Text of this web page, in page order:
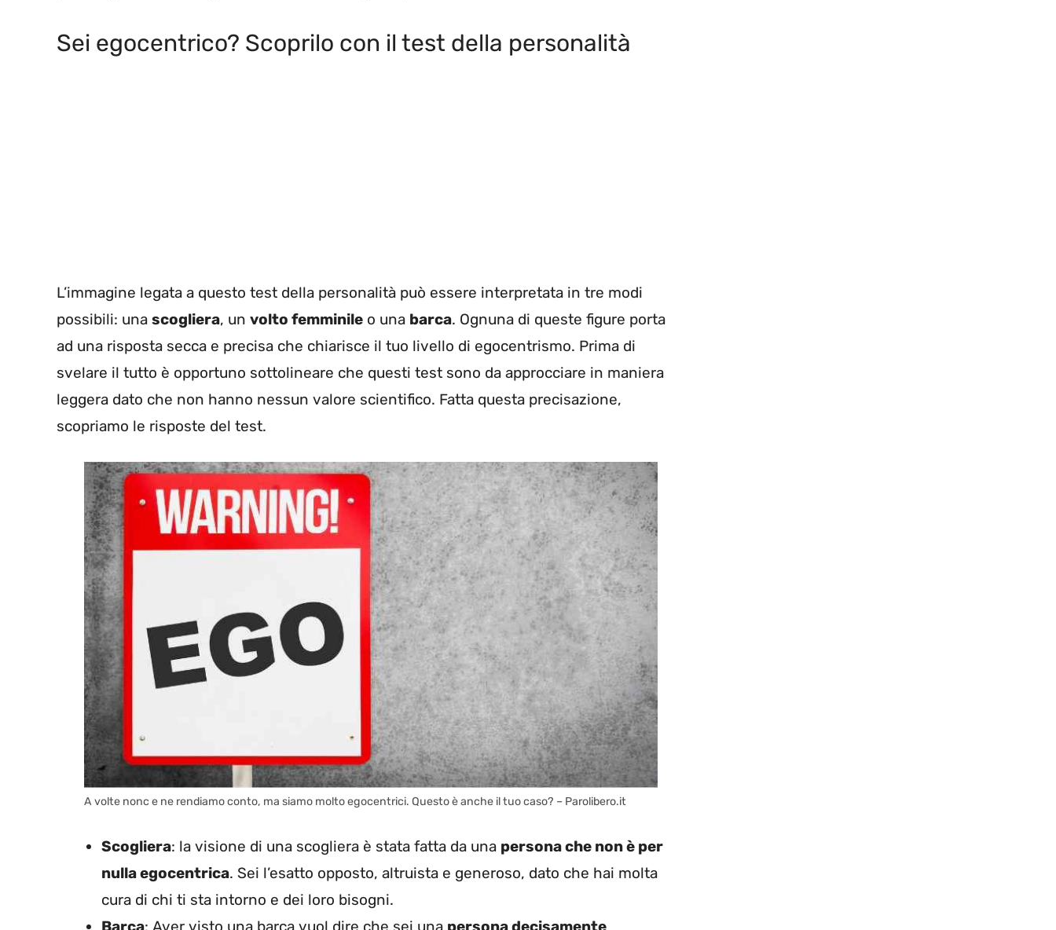
Sei egocentrico? Scoprilo con il test della personalità
L’immagine legata a questo test della personalità può essere interpretata in tre modi
possibili: una scogliera, un volto femminile o una barca. Ognuna di queste figure porta
ad una risposta secca e precisa che chiarisce il tuo livello di egocentrismo. Prima di
svelare il tutto è opportuno sottolineare che questi test sono da approcciare in maniera
leggera dato che non hanno nessun valore scientifico. Fatta questa precisazione,
scopriamo le risposte del test.
A volte nonc e ne rendiamo conto, ma siamo molto egocentrici. Questo è anche il tuo caso? – Parolibero.it
Scogliera: la visione di una scogliera è stata fatta da una persona che non è per
nulla egocentrica. Sei l’esatto opposto, altruista e generoso, dato che hai molta
cura di chi ti sta intorno e dei loro bisogni.